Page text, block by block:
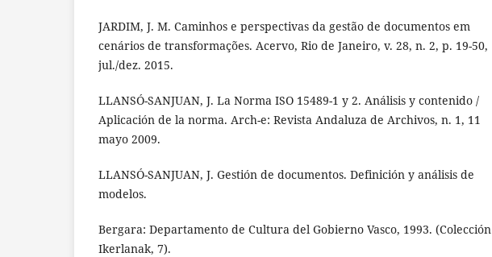
JARDIM, J. M. Caminhos e perspectivas da gestão de documentos em
cenários de transformações. Acervo, Rio de Janeiro, v. 28, n. 2, p. 19-50,
jul./dez. 2015.
LLANSÓ-SANJUAN, J. La Norma ISO 15489-1 y 2. Análisis y contenido /
Aplicación de la norma. Arch-e: Revista Andaluza de Archivos, n. 1, 11
mayo 2009.
LLANSÓ-SANJUAN, J. Gestión de documentos. Definición y análisis de
modelos.
Bergara: Departamento de Cultura del Gobierno Vasco, 1993. (Colección
Ikerlanak, 7).